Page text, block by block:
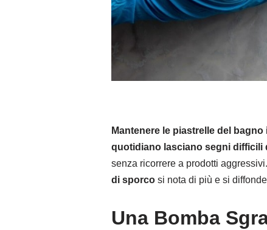
Mantenere le piastrelle del
quotidiano lasciano segni difficili
senza ricorrere a prodotti
di sporco si nota di più e si
Una Bomba